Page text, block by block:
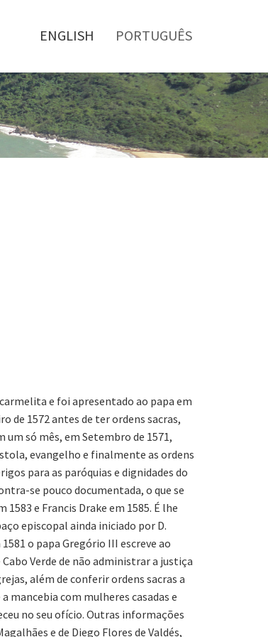
ENGLISH PORTUGUÊS
e foi apresentado ao papa em
de 1572 antes de ter ordens sacras,
só mês, em Setembro de 1571,
evangelho e finalmente as ordens
para as paróquias e dignidades do
se pouco documentada, o que se
e Francis Drake em 1585. É lhe
episcopal ainda iniciado por D.
o papa Gregório III escreve ao
Verde de não administrar a justiça
além de conferir ordens sacras a
mancebia com mulheres casadas e
no seu ofício. Outras informações
e de Diego Flores de Valdés,